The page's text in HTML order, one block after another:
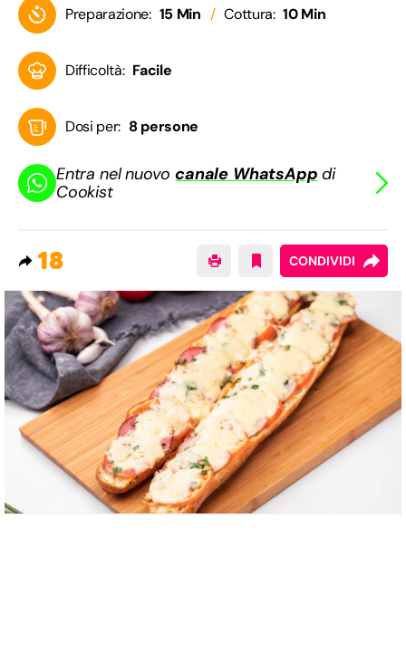
Preparazione: 15 Min Cottura: 10 Min
Difficoltà: Facile
Dosi per: 8 persone
Entra nel nuovocanale WhatsApp di
Cookist
18 CONDIVIDI